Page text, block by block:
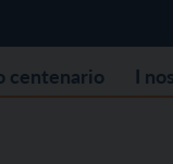
centenario I